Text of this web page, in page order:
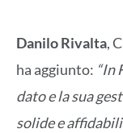
Danilo Rivalta,
ha aggiunto: “In
dato e la sua
solide e